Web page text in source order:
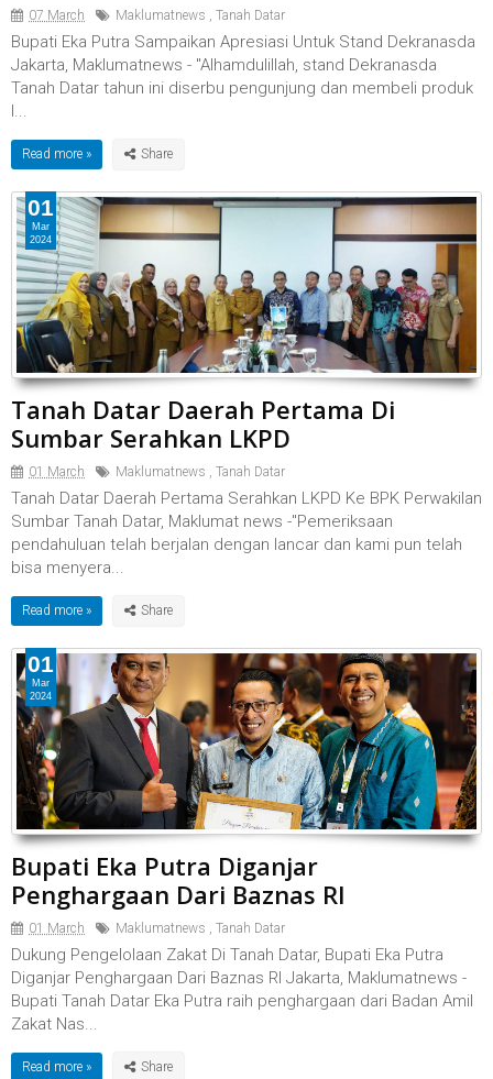
07 March Maklumatnews , Tanah Datar
Bupati Eka Putra Sampaikan Apresiasi Untuk Stand Dekranasda
Jakarta, Maklumatnews - "Alhamdulillah, stand Dekranasda
Tanah Datar tahun ini diserbu pengunjung dan membeli produk
I...
Read more »
Tanah Datar Daerah Pertama Di
Sumbar Serahkan LKPD
01 March Maklumatnews , Tanah Datar
Tanah Datar Daerah Pertama Serahkan LKPD Ke BPK Perwakilan
Sumbar Tanah Datar, Maklumat news -"Pemeriksaan
pendahuluan telah berjalan dengan lancar dan kami pun telah
bisa menyera...
Read more »
01
Mar
2024
Bupati Eka Putra Diganjar
Penghargaan Dari Baznas RI
01 March Maklumatnews , Tanah Datar
Dukung Pengelolaan Zakat Di Tanah Datar, Bupati Eka Putra
Diganjar Penghargaan Dari Baznas RI Jakarta, Maklumatnews -
Bupati Tanah Datar Eka Putra raih penghargaan dari Badan Amil
Zakat Nas...
Read more »
01
Mar
2024